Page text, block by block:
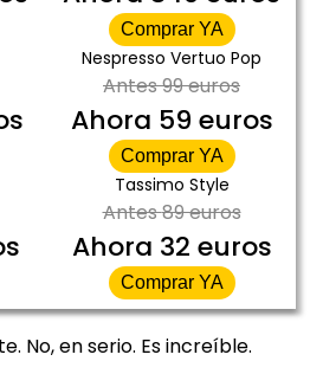
Comprar YA
Nespresso Vertuo Pop
Antes99 euros
Ahora 59 euros
Comprar YA
Tassimo Style
Antes89 euros
Ahora 32 euros
Comprar YA
No, en serio. Es increíble.